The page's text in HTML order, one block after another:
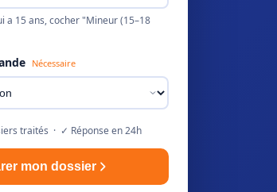
a 15 ans, cocher "Mineur (15–18
Nécessaire
traités · ✓ Réponse en 24h
mon dossier